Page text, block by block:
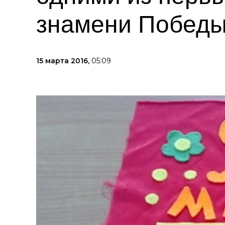
знамени
15 марта 2016, 05:09